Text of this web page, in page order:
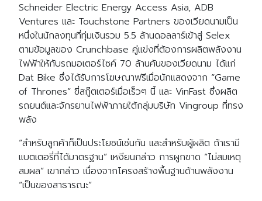
Schneider Electric Energy Access Asia, ADB
Ventures และ Touchstone Partners ของเวียดนามเป็น
หนึ่งในนักลงทุนที่ทุ่มเงินรวม 5.5 ล้านดอลลาร์เข้าสู่ Selex
ตามข้อมูลของ Crunchbase คู่แข่งที่ต้องการผลิตพลังงาน
ไฟฟ้าให้กับรถมอเตอร์ไซค์ 70 ล้านคันของเวียดนาม ได้แก่
Dat Bike ซึ่งได้รับการโฆษณาฟรีเมื่อนักแสดงจาก “Game
of Thrones” ขี่สกู๊ตเตอร์เมื่อเร็วๆ นี้ และ VinFast ซึ่งผลิต
รถยนต์และจักรยานไฟฟ้าภายใต้กลุ่มบริษัท Vingroup ที่ทรง
พลัง
“สำหรับลูกค้าก็เป็นประโยชน์เช่นกัน และสำหรับผู้ผลิต ถ้าเรามี
แบตเตอรี่ที่ได้มาตรฐาน” เหงียนกล่าว การผูกขาด “ไม่สมเหตุ
สมผล” เขากล่าว เนื่องจากโครงสร้างพื้นฐานด้านพลังงาน
“เป็นของสาธารณะ”